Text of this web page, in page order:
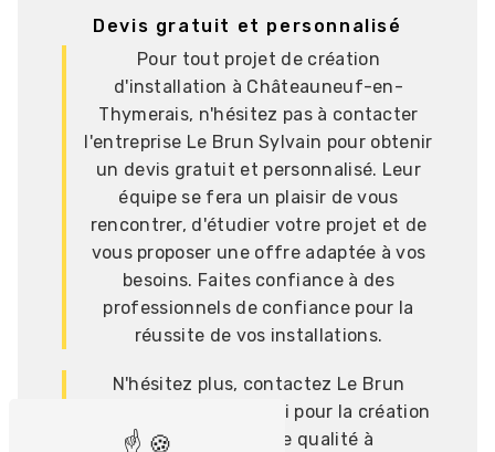
Devis gratuit et personnalisé
Pour tout projet de création
d'installation à Châteauneuf-en-
Thymerais, n'hésitez pas à contacter
l'entreprise Le Brun Sylvain pour obtenir
un devis gratuit et personnalisé. Leur
équipe se fera un plaisir de vous
rencontrer, d'étudier votre projet et de
vous proposer une offre adaptée à vos
besoins. Faites confiance à des
professionnels de confiance pour la
réussite de vos installations.
N'hésitez plus, contactez Le Brun
Sylvain dès aujourd'hui pour la création
d'installations de qualité à